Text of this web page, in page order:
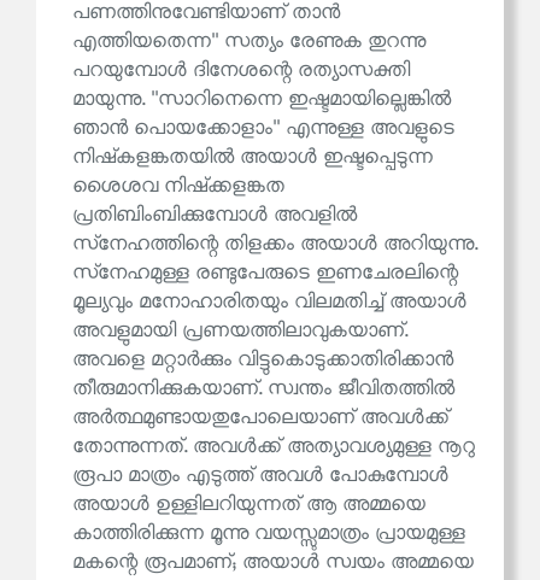
പണത്തിനുവേണ്ടിയാണ് താൻ
എത്തിയതെന്ന'' സത്യം രേണുക തുറന്നു
പറയുമ്പോൾ ദിനേശന്റെ രത്യാസക്തി
മായുന്നു. ''സാറിനെന്നെ ഇഷ്ടമായില്ലെങ്കിൽ
ഞാൻ പൊയക്കോളാം'' എന്നുള്ള അവളുടെ
നിഷ്‌കളങ്കതയിൽ അയാൾ ഇഷ്ടപ്പെടുന്ന
ശൈശവ നിഷ്‌ക്കളങ്കത
പ്രതിബിംബിക്കുമ്പോൾ അവളിൽ
സ്‌നേഹത്തിന്റെ തിളക്കം അയാൾ അറിയുന്നു.
സ്‌നേഹമുള്ള രണ്ടുപേരുടെ ഇണചേരലിന്റെ
മൂല്യവും മനോഹാരിതയും വിലമതിച്ച് അയാൾ
അവളുമായി പ്രണയത്തിലാവുകയാണ്.
അവളെ മറ്റാർക്കും വിട്ടുകൊടുക്കാതിരിക്കാൻ
തീരുമാനിക്കുകയാണ്. സ്വന്തം ജീവിതത്തിൽ
അർത്ഥമുണ്ടായതുപോലെയാണ് അവൾക്ക്
തോന്നുന്നത്. അവൾക്ക് അത്യാവശ്യമുള്ള നൂറു
രൂപാ മാത്രം എടുത്ത് അവൾ പോകുമ്പോൾ
അയാൾ ഉള്ളിലറിയുന്നത് ആ അമ്മയെ
കാത്തിരിക്കുന്ന മൂന്നു വയസ്സുമാത്രം പ്രായമുള്ള
മകന്റെ രൂപമാണ്; അയാൾ സ്വയം അമ്മയെ